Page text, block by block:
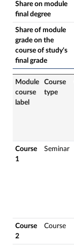
Share on module
final degree
Share of module
grade on the
course of study's
final grade
Module
course
label
Course
type
Course
1
Seminar
Course
2
Course